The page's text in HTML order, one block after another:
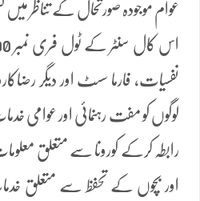
عوام موجودہ صورتحال کے تناظر
نفسیات، فارما سسٹ اور دیگر
لوگوں کو مفت رہنمائی اور
رابطہ کرکے کورونا سے متعلق
اور بچوں کے تحفظ سے متعلق